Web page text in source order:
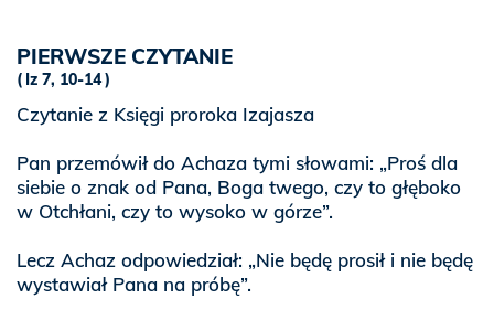
PIERWSZE CZYTANIE
Iz 7, 10-14
Czytanie z Księgi proroka Izajasza
Pan przemówił do Achaza tymi słowami: „Proś dla
siebie o znak od Pana, Boga twego, czy to głęboko
w Otchłani, czy to wysoko w górze”.
Lecz Achaz odpowiedział: „Nie będę prosił i nie będę
wystawiał Pana na próbę”.